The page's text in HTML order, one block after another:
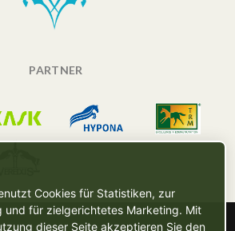
PARTNER
Cookies für Statistiken, zur
und für zielgerichtetes Marketing. Mit
dieser Seite akzeptieren Sie den